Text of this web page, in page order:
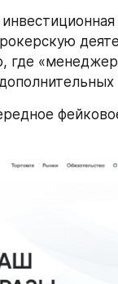
где